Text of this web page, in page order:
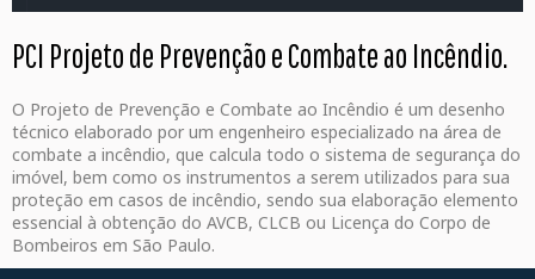
PCI Projeto de Prevenção e Combate ao Incêndio.
O Projeto de Prevenção e Combate ao Incêndio é um desenho
técnico elaborado por um engenheiro especializado na área de
combate a incêndio, que calcula todo o sistema de segurança do
imóvel, bem como os instrumentos a serem utilizados para sua
proteção em casos de incêndio, sendo sua elaboração elemento
essencial à obtenção do AVCB, CLCB ou Licença do Corpo de
Bombeiros em São Paulo.